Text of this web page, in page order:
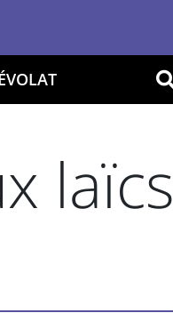
OK
laïcs